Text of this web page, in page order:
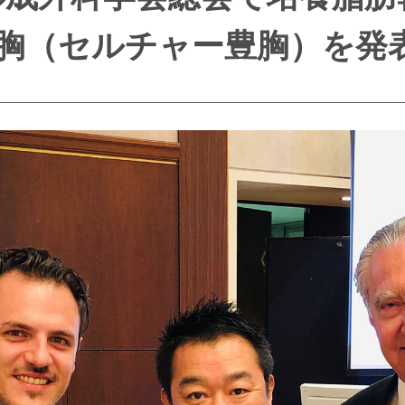
（セルチャー豊胸）を発